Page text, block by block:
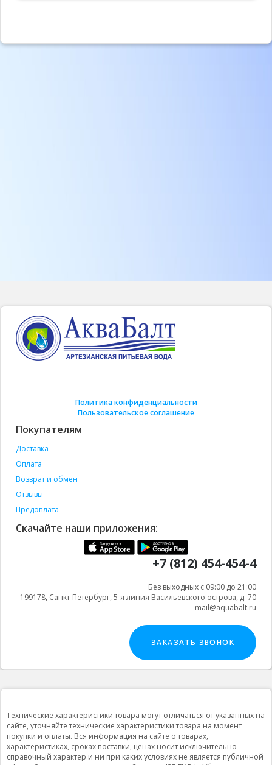
Политика конфиденциальности
Пользовательское соглашение
Покупателям
Доставка
Оплата
Возврат и обмен
Отзывы
Предоплата
Скачайте наши приложения:
+7 (812) 454-454-4
Без выходных с 09:00 до 21:00
199178, Санкт-Петербург, 5-я линия Васильевского острова, д. 70
mail@aquabalt.ru
ЗАКАЗАТЬ ЗВОНОК
Технические характеристики товара могут отличаться от указанных на
сайте, уточняйте технические характеристики товара на момент
покупки и оплаты. Вся информация на сайте о товарах,
характеристиках, сроках поставки, ценах носит исключительно
справочный характер и ни при каких условиях не является публичной